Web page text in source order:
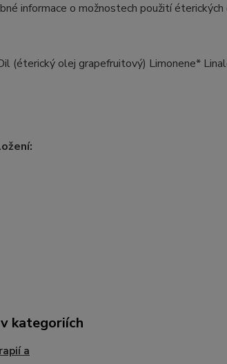
informace o možnostech použití
(éterický olej grapefruitový) Limonene*
kategoriích
a